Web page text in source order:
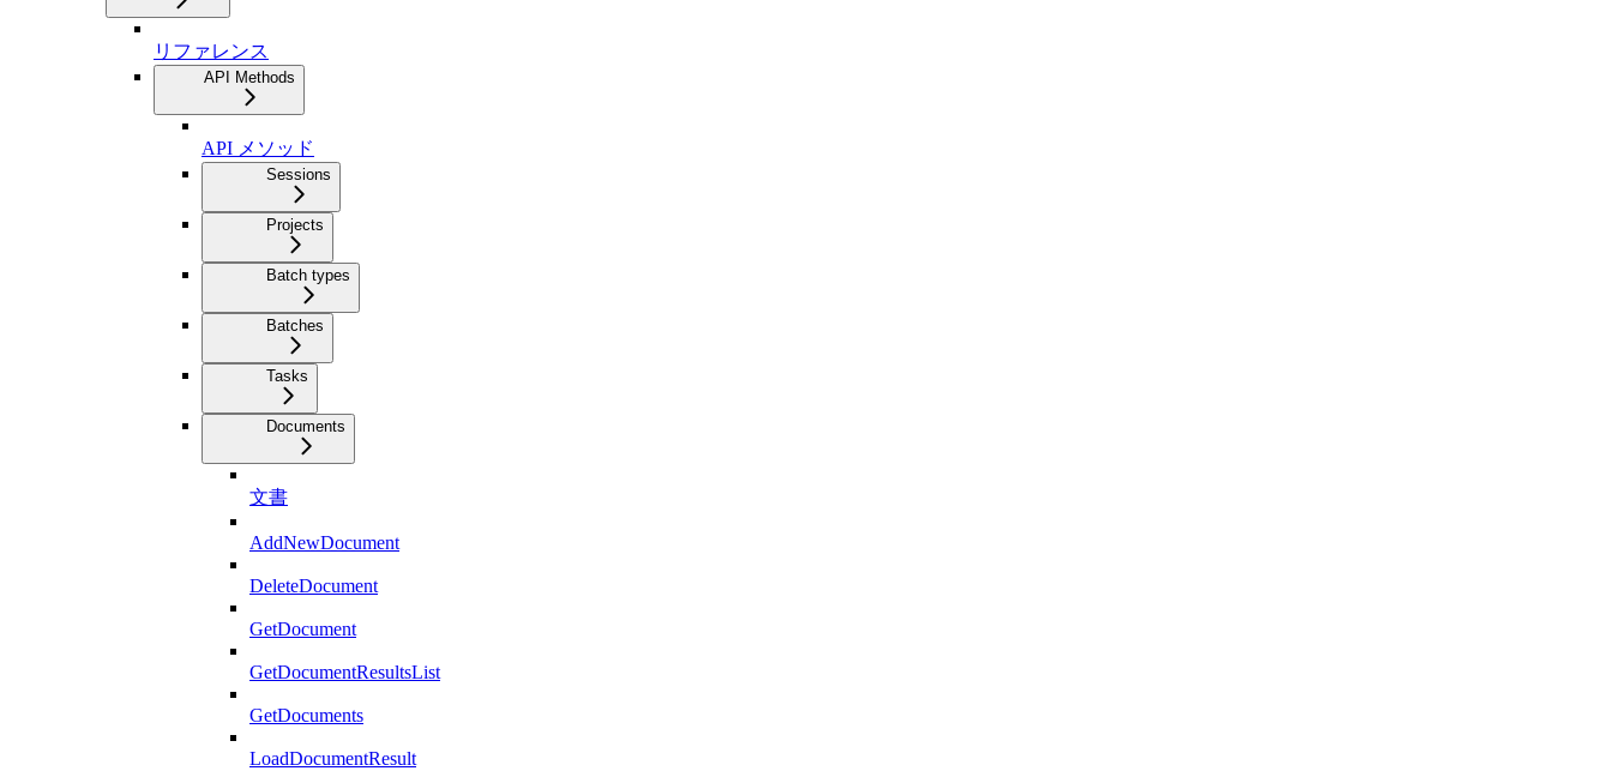
リファレンス
API Methods
API メソッド
Sessions
Projects
Batch types
Batches
Tasks
Documents
文書
AddNewDocument
DeleteDocument
GetDocument
GetDocumentResultsList
GetDocuments
LoadDocumentResult